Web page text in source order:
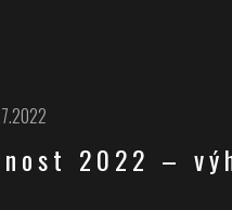
2022 –